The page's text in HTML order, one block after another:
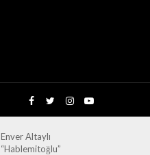
Enver Altaylı
“Hablemitoğlu”